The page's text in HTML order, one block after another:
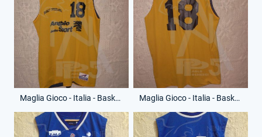
Maglia Gioco - Italia - Basket Tuscolano - Anno 1996-97 - 18 - (Fronte) Maglia Gioco - Italia - Basket Tuscolano - Anno 1996-97 - 18 - (Retro)